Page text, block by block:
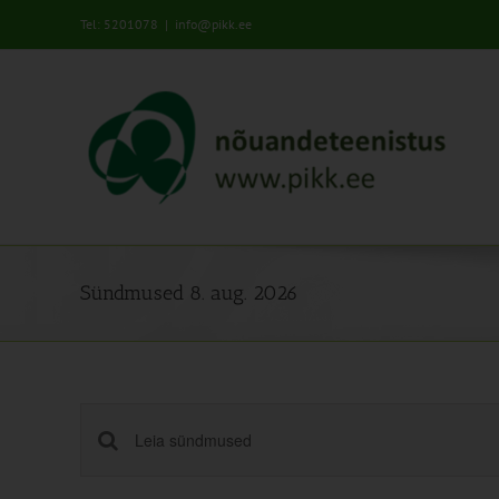
Tel: 5201078 | info@pikk.ee
Sündmused 8. aug. 2026
Sündmused
Enter